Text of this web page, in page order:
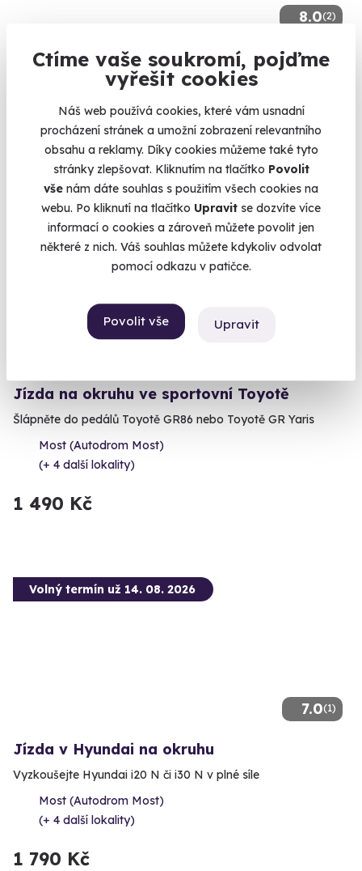
Ctíme vaše soukromí, pojďme
vyřešit cookies
Náš web používá cookies, které vám usnadní
procházení stránek a umožní zobrazení relevantního
obsahu a reklamy. Díky cookies můžeme také tyto
stránky zlepšovat. Kliknutím na tlačítko Povolit
vše nám dáte souhlas s použitím všech cookies na
webu. Po kliknutí na tlačítko Upravit se dozvíte více
informací o cookies a zároveň můžete povolit jen
některé z nich. Váš souhlas můžete kdykoliv odvolat
pomocí odkazu v patičce.
Povolit vše Upravit
8.0(2)
Spolujízda v závodním Ferrari
Jízda ve sporťáku s rychlostí přes 300 km/h
Most (+ 2 další lokality)
4 500 Kč
Volný termín už 14. 08. 2026
Jízda na okruhu ve sportovní Toyotě
Šlápněte do pedálů Toyotě GR86 nebo Toyotě GR Yaris
Most (Autodrom Most)
(+ 4 další lokality)
1 490 Kč
7.0(1)
Volný termín už 14. 08. 2026
Jízda v Hyundai na okruhu
Vyzkoušejte Hyundai i20 N či i30 N v plné síle
Most (Autodrom Most)
(+ 4 další lokality)
1 790 Kč